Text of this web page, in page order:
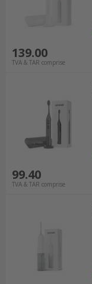
139.00
TVA & TAR comprise
99.40
TVA & TAR comprise